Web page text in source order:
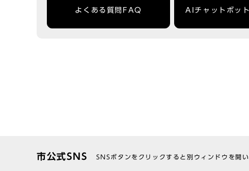
よくある質問FAQ AIチャットボット
市公式SNS SNSボタンをクリックすると別ウィンドウを開